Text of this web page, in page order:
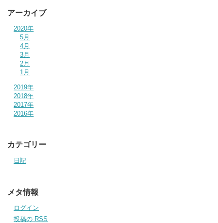
アーカイブ
2020年
5月
4月
3月
2月
1月
2019年
2018年
2017年
2016年
カテゴリー
日記
メタ情報
ログイン
投稿の RSS